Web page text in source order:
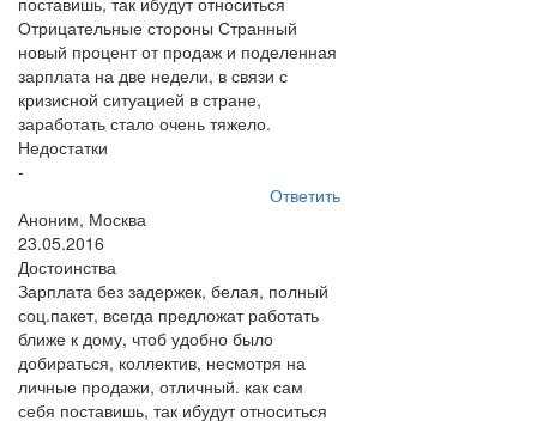
Отрицательные стороны Странный
новый процент от продаж и поделенная
зарплата на две недели, в связи с
кризисной ситуацией в стране,
заработать стало очень тяжело.
Недостатки
-
Ответить
Аноним, Москва
23.05.2016
Достоинства
Зарплата без задержек, белая, полный
соц.пакет, всегда предложат работать
ближе к дому, чтоб удобно было
добираться, коллектив, несмотря на
личные продажи, отличный. как сам
себя поставишь, так ибудут относиться